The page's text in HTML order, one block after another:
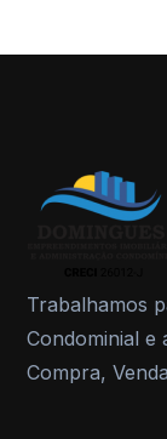
Trabalhamos
Condominial e
Compra,